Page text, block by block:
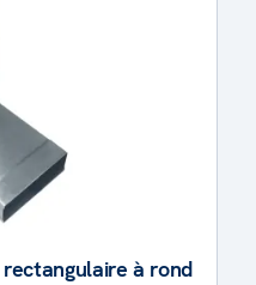
à rond